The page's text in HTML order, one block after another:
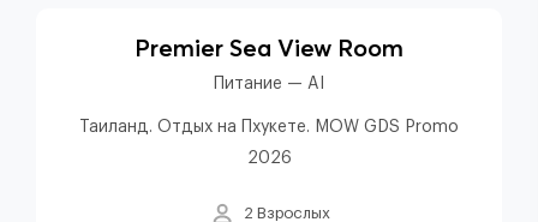
Premier Sea View Room
Питание — AI
Таиланд. Отдых на Пхукете. MOW GDS Promo
2026
2 Взрослых